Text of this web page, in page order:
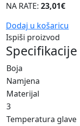
NA RATE: 23,01€
Dodaj u košaricu
Ispiši proizvod
Specifikacije
Boja
Namjena
Materijal
3
Temperatura glave